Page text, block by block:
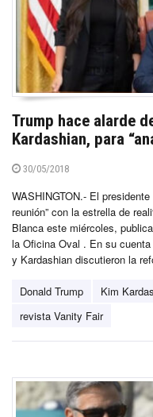
Trump hace alarde
Kardashian, para
30/05/2018
WASHINGTON.- El
reunión” con la estrella de
Blanca este miércoles,
la Oficina Oval . En su
y Kardashian discutieron la
Donald Trump
Kim
revista Vanity Fair